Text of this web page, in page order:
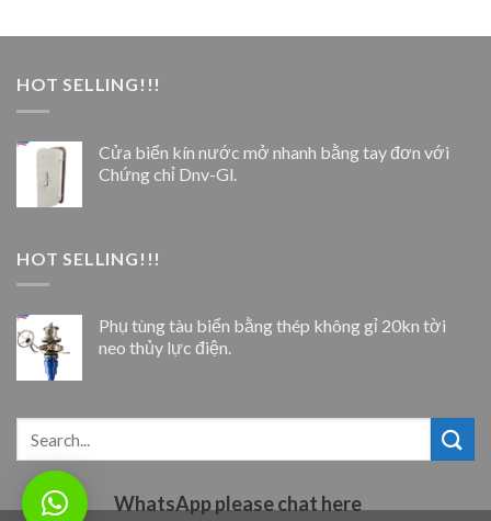
HOT SELLING!!!
Cửa biển kín nước mở nhanh bằng tay đơn với
Chứng chỉ Dnv-Gl.
HOT SELLING!!!
Phụ tùng tàu biển bằng thép không gỉ 20kn tời
neo thủy lực điện.
WhatsApp please chat here